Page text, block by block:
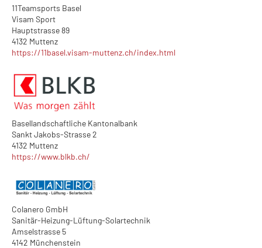
11Teamsports Basel
Visam Sport
Hauptstrasse 89
4132 Muttenz
https://11basel.visam-muttenz.ch/index.html
Basellandschaftliche Kantonalbank
Sankt Jakobs-Strasse 2
4132 Muttenz
https://www.blkb.ch/
Colanero GmbH
Sanitär-Heizung-Lüftung-Solartechnik
Amselstrasse 5
4142 Münchenstein